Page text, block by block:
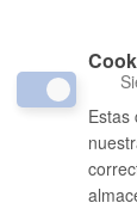
Anuncio
Comunícate
Estas